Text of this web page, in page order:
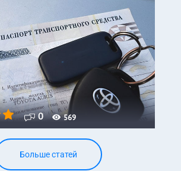
0 569
Больше статей